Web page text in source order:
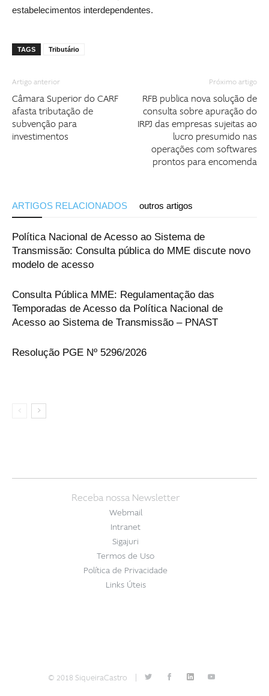
estabelecimentos interdependentes.
TAGS Tributário
Artigo anterior
Câmara Superior do CARF
afasta tributação de
subvenção para
investimentos
Próximo artigo
RFB publica nova solução de
consulta sobre apuração do
IRPJ das empresas sujeitas ao
lucro presumido nas
operações com softwares
prontos para encomenda
ARTIGOS RELACIONADOS outros artigos
Política Nacional de Acesso ao Sistema de
Transmissão: Consulta pública do MME discute novo
modelo de acesso
Consulta Pública MME: Regulamentação das
Temporadas de Acesso da Política Nacional de
Acesso ao Sistema de Transmissão – PNAST
Resolução PGE Nº 5296/2026
Receba nossa Newsletter
Webmail
Intranet
Sigajuri
Termos de Uso
Política de Privacidade
Links Úteis
© 2018 SiqueiraCastro